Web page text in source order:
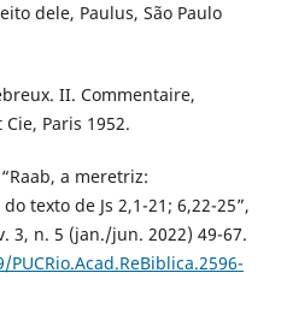
dele, Paulus, São Paulo
II. Commentaire,
Paris 1952.
a meretriz:
texto de Js 2,1-21; 6,22-25”,
3, n. 5 (jan./jun. 2022) 49-67.